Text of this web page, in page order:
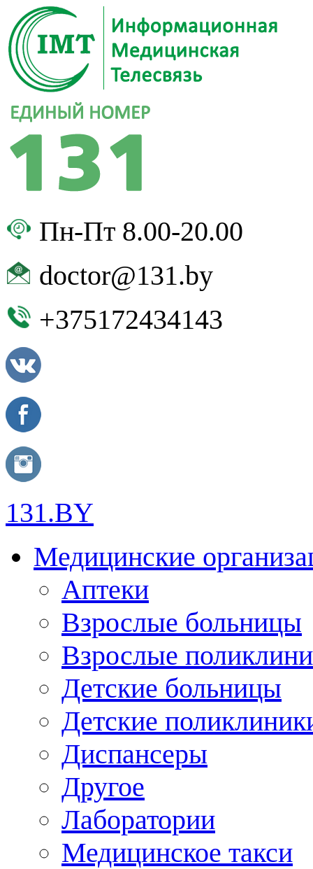
Пн-Пт 8.00-20.00
doctor@131.by
+375172434143
131.BY
Медицинские
Аптеки
Взрослые больницы
Взрослые
Детские больницы
Детские
Диспансеры
Другое
Лаборатории
Медицинское такси